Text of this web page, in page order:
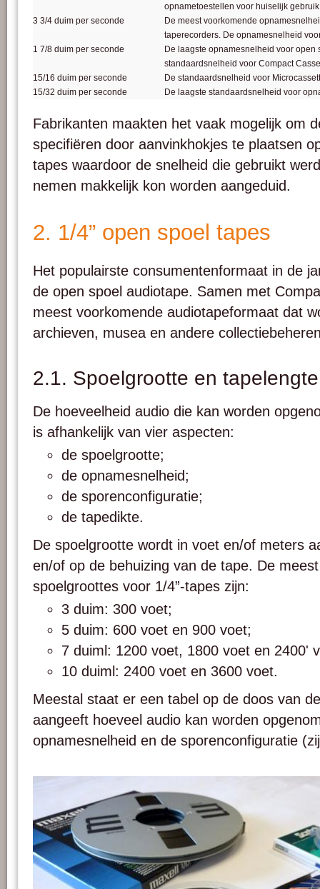
opnametoestellen voor huiselijk
3 3/4 duim per seconde
De meest voorkomende
taperecorders. De opnamesnelheid
1 7/8 duim per seconde
De laagste opnamesnelheid voor open
standaardsnelheid voor Compact
15/16 duim per seconde
De standaardsnelheid voor
15/32 duim per seconde
De laagste standaardsnelheid voor
Fabrikanten maakten het vaak mogelijk ​​om
specifiëren door aanvinkhokjes te plaatsen
tapes waardoor de snelheid die gebruikt
nemen makkelijk kon worden aangeduid.
2. 1/4” open spoel tapes
Het populairste consumentenformaat in de
de open spoel audiotape. Samen met
meest voorkomende audiotapeformaat dat
archieven, musea en andere
2.1. Spoelgrootte en tapelengte
De hoeveelheid audio die kan worden
is afhankelijk van vier aspecten:
de spoelgrootte;
de opnamesnelheid;
de sporenconfiguratie;
de tapedikte.
De spoelgrootte wordt in voet en/of meters
en/of op de behuizing van de tape. De
spoelgroottes voor 1/4”-tapes zijn:
3 duim: 300 voet;
5 duim: 600 voet en 900 voet;
7 duiml: 1200 voet, 1800 voet en 2400'
10 duiml: 2400 voet en 3600 voet.
Meestal staat er een tabel op de doos van
aangeeft hoeveel audio kan worden
opnamesnelheid en de sporenconfiguratie